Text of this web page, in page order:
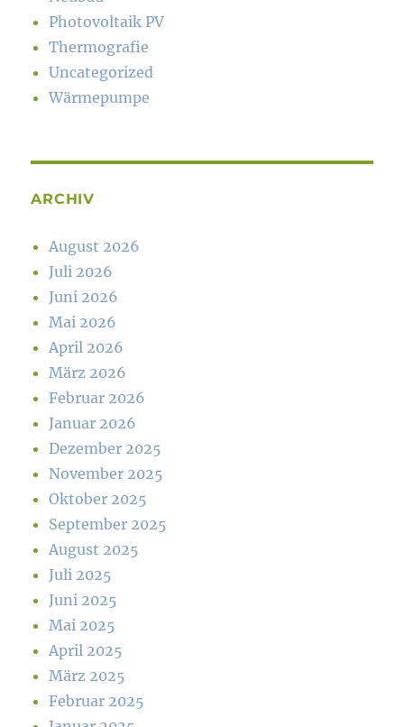
Photovoltaik PV
Thermografie
Uncategorized
Wärmepumpe
ARCHIV
August 2026
Juli 2026
Juni 2026
Mai 2026
April 2026
März 2026
Februar 2026
Januar 2026
Dezember 2025
November 2025
Oktober 2025
September 2025
August 2025
Juli 2025
Juni 2025
Mai 2025
April 2025
März 2025
Februar 2025